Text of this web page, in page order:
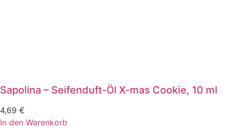
Sapolina – Seifenduft-Öl X-mas Cookie, 10 ml
4,69 €
In den Warenkorb